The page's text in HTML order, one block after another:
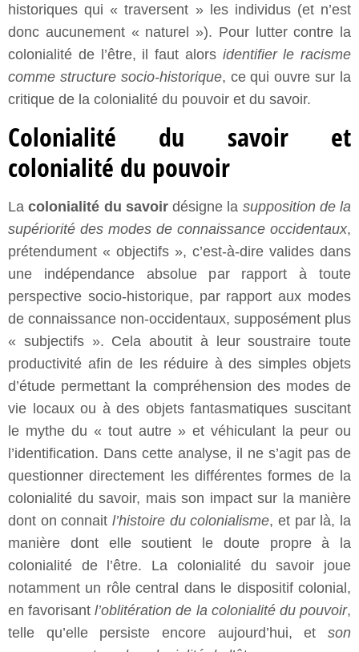
historiques qui « traversent » les individus (et n’est
donc aucunement « naturel »). Pour lutter contre la
colonialité de l’être, il faut alors identifier le racisme
comme structure socio-historique, ce qui ouvre sur la
critique de la colonialité du pouvoir et du savoir.
Colonialité du savoir et
colonialité du pouvoir
Lacolonialité du savoirdésigne la supposition de la
supériorité des modes de connaissance occidentaux,
prétendument « objectifs », c’est-à-dire valides dans
une indépendance absolue par rapport à toute
perspective socio-historique, par rapport aux modes
de connaissance non-occidentaux, supposément plus
« subjectifs ». Cela aboutit à leur soustraire toute
productivité afin de les réduire à des simples objets
d’étude permettant la compréhension des modes de
vie locaux ou à des objets fantasmatiques suscitant
le mythe du « tout autre » et véhiculant la peur ou
l’identification. Dans cette analyse, il ne s’agit pas de
questionner directement les différentes formes de la
colonialité du savoir, mais son impact sur la manière
dont on connait l’histoire du colonialisme, et par là, la
manière dont elle soutient le doute propre à la
colonialité de l’être. La colonialité du savoir joue
notamment un rôle central dans le dispositif colonial,
en favorisantl’oblitération de la colonialité du pouvoir,
telle qu’elle persiste encore aujourd’hui, et son